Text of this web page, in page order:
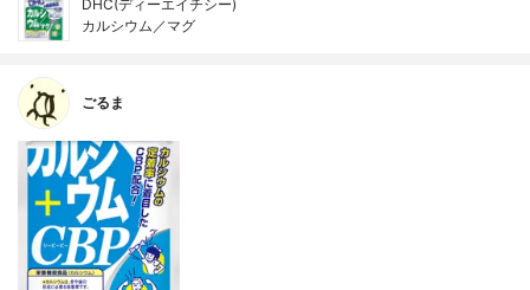
DHC(ディーエイチシー)
カルシウム／マグ
ごるま